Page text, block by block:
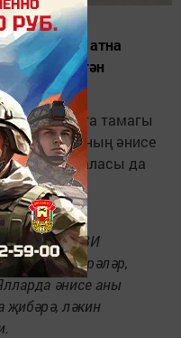
укучысы 2 атна
соң үлгән
3 мартта тамагы
башлый. Аның әнисе
тагын 3 баласы да
аны ОРВИ
җибәрәләр,
әнисе аны
җибәрә, ләкин